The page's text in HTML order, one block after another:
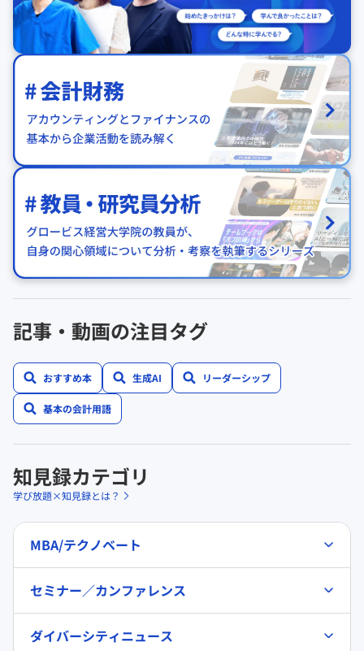
記事・動画の注目タグ
おすすめ本 生成AI リーダーシップ
基本の会計用語
知見録カテゴリ
学び放題×知見録とは？
MBA/テクノベート
セミナー／カンファレンス
ダイバーシティニュース